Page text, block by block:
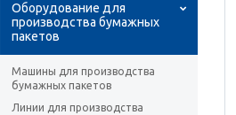
Оборудование для
производства бумажных
пакетов
Машины для производства
бумажных пакетов
Линии для производства